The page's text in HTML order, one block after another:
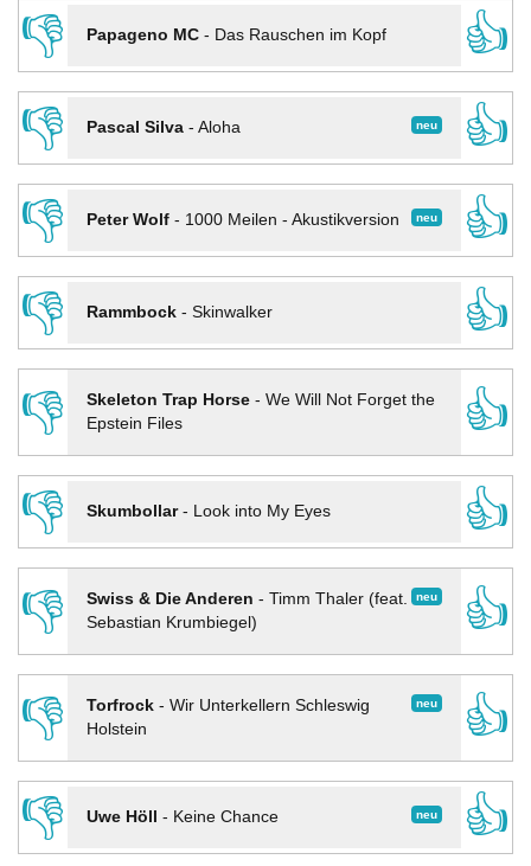
👎
Papageno MC- Das Rauschen im Kopf
👍
👎
neu
Pascal Silva- Aloha
👍
👎
neu
Peter Wolf- 1000 Meilen - Akustikversion
👍
👎
Rammbock- Skinwalker
👍
👎
Skeleton Trap Horse- We Will Not Forget the
Epstein Files
👍
👎
Skumbollar- Look into My Eyes
👍
👎
neu
Swiss & Die Anderen - Timm Thaler (feat.
Sebastian Krumbiegel)
👍
👎 neu
Torfrock- Wir Unterkellern Schleswig
Holstein
👍
👎
neu
Uwe Höll - Keine Chance
👍